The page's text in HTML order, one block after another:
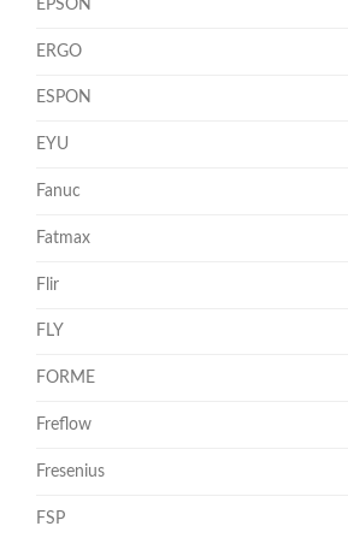
EPSON
ERGO
ESPON
EYU
Fanuc
Fatmax
Flir
FLY
FORME
Freflow
Fresenius
FSP